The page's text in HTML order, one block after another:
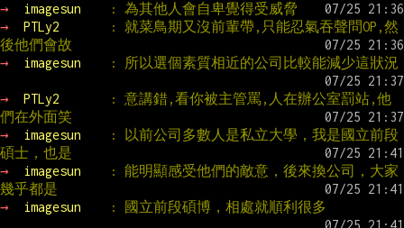
→
imagesun
: 為其他人會自卑覺得受威脅
→
PTLy2
: 就菜鳥期又沒前輩帶,只能忍氣吞聲問OP,然
後他們會故
→
imagesun : 所以選個素質相近的公司比較能減少這狀況
→ PTLy2
: 意講錯,看你被主管罵,人在辦公室罰站,他
們在外面笑
→
imagesun
: 以前公司多數人是私立大學，我是國立前段
碩士，也是
→
imagesun
: 能明顯感受他們的敵意，後來換公司，大家
幾乎都是
→
imagesun : 國立前段碩博，相處就順利很多